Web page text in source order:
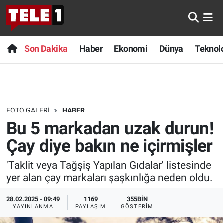
Son Dakika Haber Ekonomi Dünya
FOTO GALERI HABER
Bu 5 markadan uzak durun!
Çay diye bakın ne içirmişler
'Taklit veya Tağşiş Yapılan Gıdalar' listesinde
yer alan çay markaları şaşkınlığa neden oldu.
28.02.2025 - 09:49
YAYINLANMA
1169
PAYLAŞIM
355BIN
GÖSTERIM
Anında Manşet
Başka Sohbetler
Bilim turu
Bilim ve Teknoloji Evreni
Doğa Konuşuyor
Ege Saati
Son Dakika
Haber
Dünya
Teknoloji
Sağlık
Yayın Akışı
Nöbetçi Eczaneler
Hava Durumu
Trafik Durumu
Süper Lig Puan Durumu ve Fikstür
Tüm Manşetler
Haber Arşivi